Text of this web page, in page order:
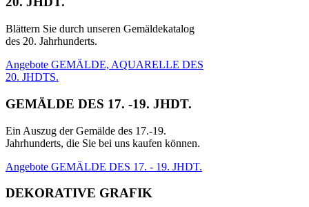
Blättern Sie durch unseren Gemäldekatalog
des 20. Jahrhunderts.
Angebote GEMÄLDE, AQUARELLE DES
20. JHDTS.
GEMÄLDE DES 17. -19. JHDT.
Ein Auszug der Gemälde des 17.-19.
Jahrhunderts, die Sie bei uns kaufen können.
Angebote GEMÄLDE DES 17. - 19. JHDT.
DEKORATIVE GRAFIK